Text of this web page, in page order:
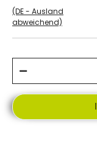
(DE - Ausland
abweichend)